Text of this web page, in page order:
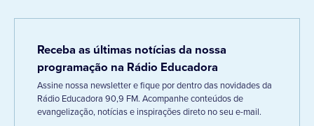
Receba as últimas notícias da nossa
programação na Rádio Educadora
Assine nossa newsletter e fique por dentro das novidades da
Rádio Educadora 90,9 FM. Acompanhe conteúdos de
evangelização, notícias e inspirações direto no seu e-mail.